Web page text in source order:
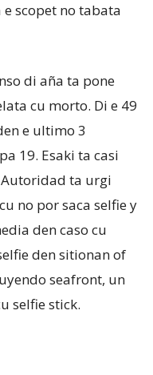
scopet no tabata
di aña ta pone
cu morto. Di e 49
e ultimo 3
19. Esaki ta casi
ta urgi
no por saca selfie y
den caso cu
den sitionan of
seafront, un
selfie stick.